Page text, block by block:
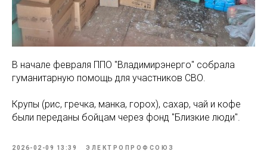
В начале февраля ППО "Владимирэнерго" собрала
гуманитарную помощь для участников СВО.
Крупы (рис, гречка, манка, горох), сахар, чай и кофе
были переданы бойцам через фонд "Близкие люди".
2026-02-09 13:39 ЭЛЕКТРОПРОФСОЮЗ